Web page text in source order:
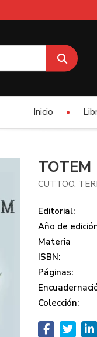
Inicio
TOTEM
CUTTOO,
Editorial:
Año de
Materia
ISBN:
Páginas:
Colección: